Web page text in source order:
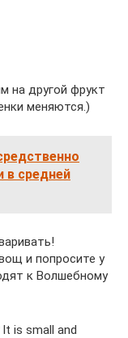
на другой фрукт
меняются.)
в средней
и попросите у
к Волшебному
is small and